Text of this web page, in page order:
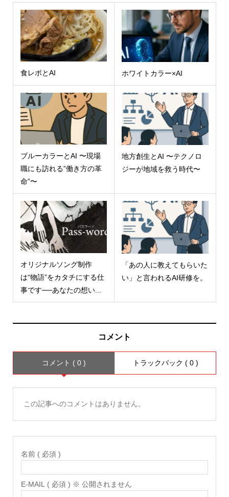
食レポとAI ホワイトカラー×AI
ブルーカラーとAI 〜現場
職にも訪れる”働き方の革
命”〜
地方創生とAI 〜テクノロ
ジーが地域を救う時代〜
オリジナルソング制作
は“物語”をカタチにする仕
事です──あなたの想い...
「あの人に教えてもらいた
い」と言われるAI研修を。
コメント
コメント ( 0 ) トラックバック ( 0 )
この記事へのコメントはありません。
名前 ( 必須 )
E-MAIL ( 必須 ) ※ 公開されません